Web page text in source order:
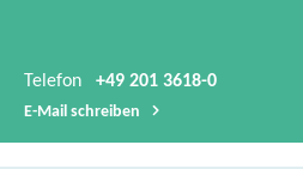
Telefon +49 201 3618-0
E-​Mail schreiben